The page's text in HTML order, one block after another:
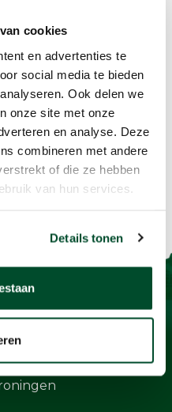
cookies
en advertenties te
social media te bieden
Ook delen we
onze site met onze
en analyse. Deze
combineren met andere
of die ze hebben
van hun services.
Details tonen
BV
13G